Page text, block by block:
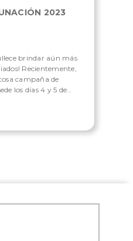
2023
brindar aún más
Recientemente,
campaña de
los días 4 y 5 de
trabajando para
su calidad de vida.